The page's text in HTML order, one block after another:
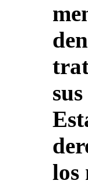
los